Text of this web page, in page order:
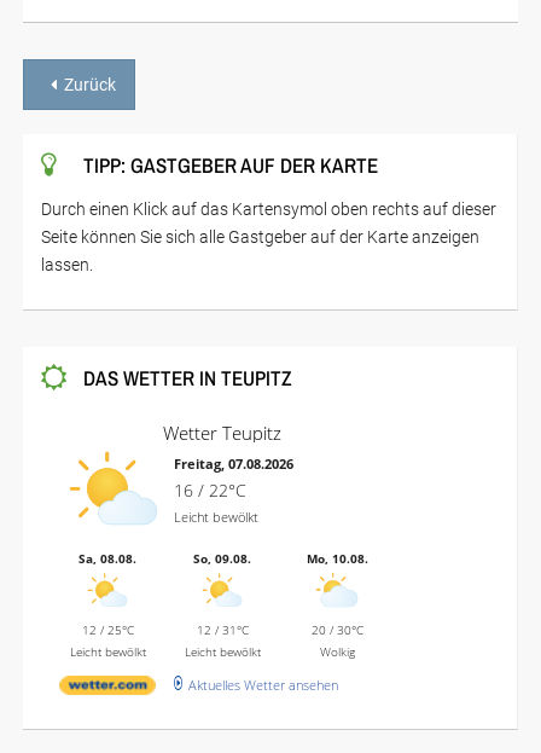
Zurück
TIPP: GASTGEBER AUF DER KARTE
Durch einen Klick auf das Kartensymol oben rechts auf dieser
Seite können Sie sich alle Gastgeber auf der Karte anzeigen
lassen.
DAS WETTER IN TEUPITZ
Wetter Teupitz
Freitag, 07.08.2026
16 / 22°C
Leicht bewölkt
Sa, 08.08.
12 / 25°C
Leicht bewölkt
So, 09.08.
12 / 31°C
Leicht bewölkt
Mo, 10.08.
20 / 30°C
Wolkig
Aktuelles Wetter ansehen